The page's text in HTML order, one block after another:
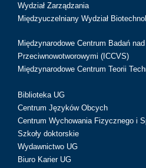
Wydział Zarządzania
Międzyuczelniany Wydział
Międzynarodowe Centrum Badań
Przeciwnowotworowymi (ICCVS)
Międzynarodowe Centrum Teorii
Biblioteka UG
Centrum Języków Obcych
Centrum Wychowania Fizycznego i
Szkoły doktorskie
Wydawnictwo UG
Biuro Karier UG